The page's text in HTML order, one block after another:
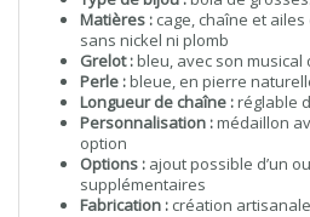
Matières : cage, chaîne et
sans nickel ni plomb
Grelot :bleu, avec son musical
Perle :bleue, en pierre
Longueur de chaîne :réglable
Personnalisation :médaillon
option
Options : ajout possible d’un
supplémentaires
Fabrication : création